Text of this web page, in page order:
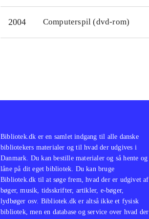
2004 Computerspil (dvd-rom)
Bibliotek.dk er en samlet indgang til alle danske
bibliotekers materialer og til hvad der udgives i
Danmark. Du kan bestille materialer og så hente og
låne på dit eget bibliotek. Du kan bruge
Bibliotek.dk til at søge frem, hvad der er udgivet af
bøger, musik, tidsskrifter, artikler, e-bøger,
lydbøger osv. Bibliotek.dk er altså ikke et fysisk
bibliotek, men en database og service over hvad der